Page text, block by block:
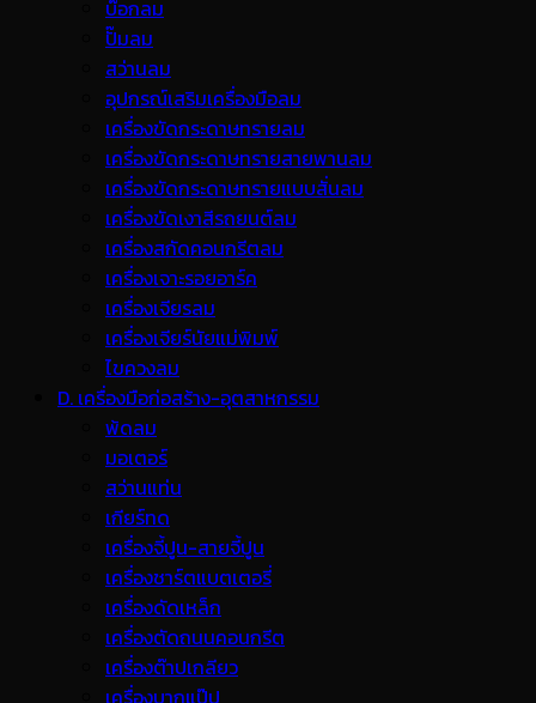
บ๊อกลม
ปั๊มลม
สว่านลม
อุปกรณ์เสริมเครื่องมือลม
เครื่องขัดกระดาษทรายลม
เครื่องขัดกระดาษทรายสายพานลม
เครื่องขัดกระดาษทรายแบบสั่นลม
เครื่องขัดเงาสีรถยนต์ลม
เครื่องสกัดคอนกรีตลม
เครื่องเจาะรอยอาร์ค
เครื่องเจียรลม
เครื่องเจียร์นัยแม่พิมพ์
ไขควงลม
D. เครื่องมือก่อสร้าง-อุตสาหกรรม
พ้ดลม
มอเตอร์
สว่านแท่น
เกียร์ทด
เครื่องจี้ปูน-สายจี้ปูน
เครื่องชาร์ตแบตเตอรี่
เครื่องดัดเหล็ก
เครื่องตัดถนนคอนกรีต
เครื่องต๊าปเกลียว
เครื่องบากแป๊ป